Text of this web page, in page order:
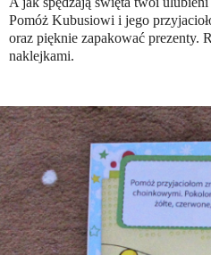
Pomóż Kubusiowi i jego
oraz pięknie zapakować prezenty.
naklejkami.